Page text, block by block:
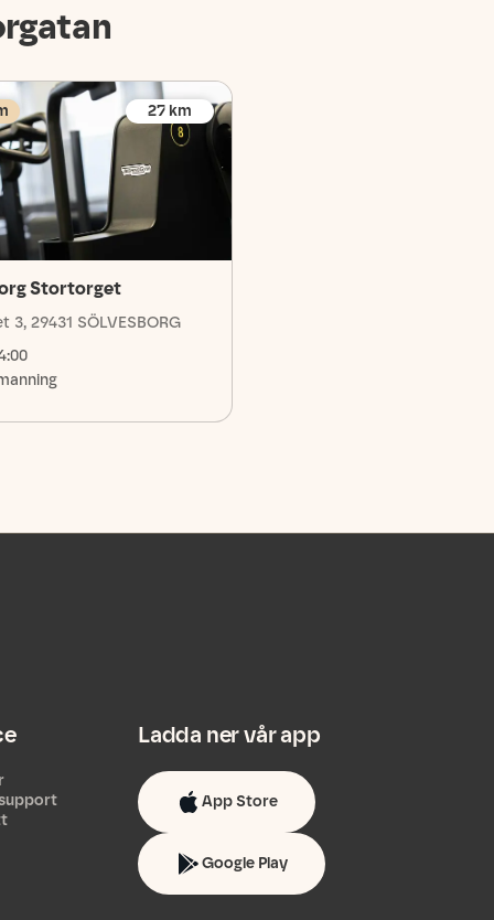
27 km
Stortorget
3, 29431 SÖLVESBORG
Ladda ner vår app
App Store
Google Play